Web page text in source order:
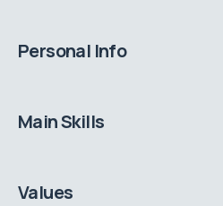
Personal Info
Main Skills
Values